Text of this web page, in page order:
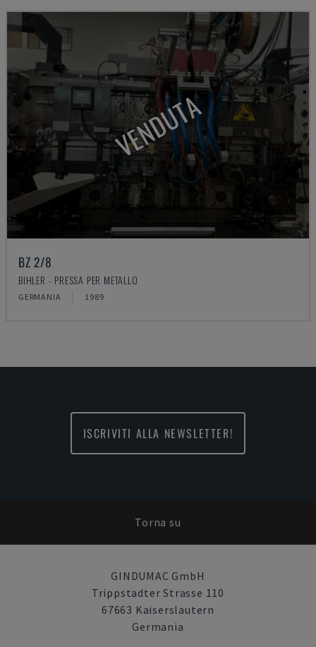
VENDUTA
BZ 2/8
BIHLER - PRESSA PER METALLO
GERMANIA 1989
ISCRIVITI ALLA NEWSLETTER!
Torna su
GINDUMAC GmbH
Trippstadter Strasse 110
67663 Kaiserslautern
Germania